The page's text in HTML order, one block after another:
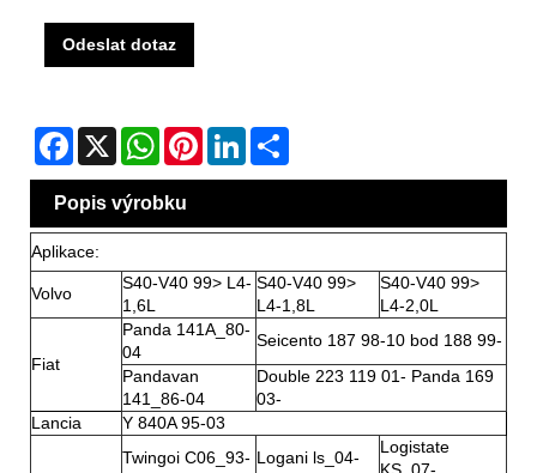
Odeslat dotaz
Facebook
X WhatsAppPinterestLinkedIn
Popis výrobku
Aplikace:
Volvo
S40-V40 99> L4-
1,6L
S40-V40 99>
L4-1,8L
S40-V40 99>
L4-2,0L
Fiat
Panda 141A_80-
04
Seicento 187 98-10 bod 188 99-
Pandavan
141_86-04
Double 223 119 01- Panda 169
03-
Lancia
Y 840A 95-03
Twingoi C06_93- Logani ls_04-
Logistate